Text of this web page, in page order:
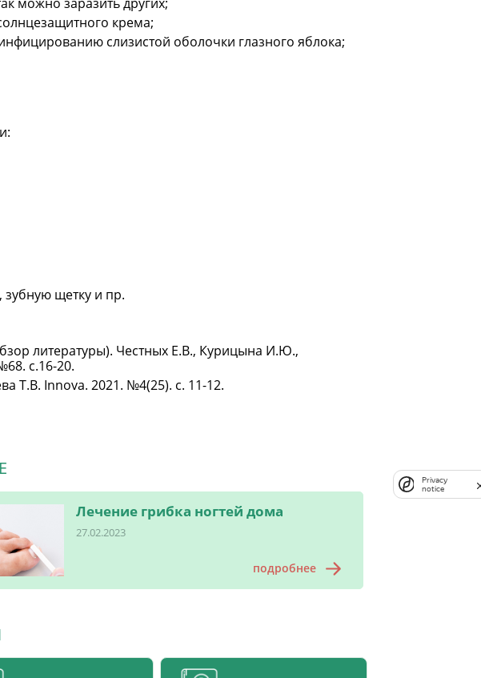
крема;
слизистой оболочки глазного яблока;
щетку и пр.
литературы). Честных Е.В., Курицына И.Ю.,
с.16-20.
Т.В. Innova. 2021. №4(25). с. 11-12.
Лечение грибка ногтей дома
27.02.2023
подробнее
Privacy
notice